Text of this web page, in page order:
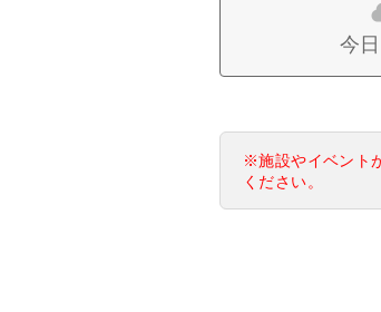
今日
※施設やイベント
ください。